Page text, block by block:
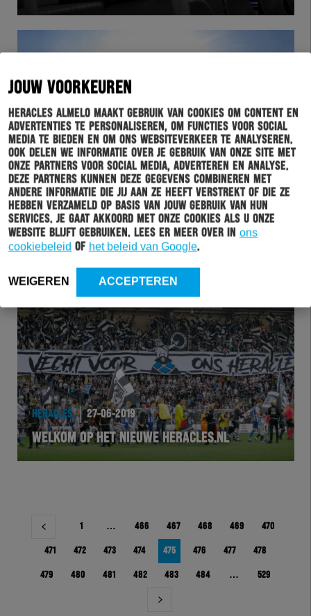
JOUW VOORKEUREN
Heracles Almelo maakt gebruik van cookies om content en
advertenties te personaliseren, om functies voor social
media te bieden en om ons websiteverkeer te analyseren.
Ook delen we informatie over je gebruik van onze site met
onze partners voor social media, adverteren en analyse.
Deze partners kunnen deze gegevens combineren met
andere informatie die jij aan ze heeft verstrekt of die ze
hebben verzameld op basis van jouw gebruik van hun
services. Je gaat akkoord met onze cookies als u onze
website blijft gebruiken. Lees er meer over in ons
cookiebeleid of het beleid van Google.
WEIGEREN ACCEPTEREN
HERACLES 27-06-2019
NIEUWE SPELERSBUS AFGELEVERD
HERACLES 27-06-2019
WELKOM OP HET NIEUWE HERACLES.NL
Berichtnavigatie
1 … 466 467 468 469 470
471 472 473 474 475 476 477 478
479 480 481 482 483 484 … 529